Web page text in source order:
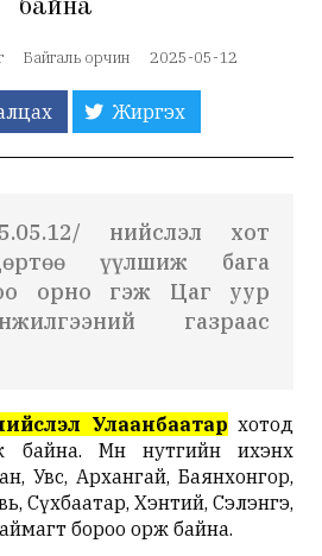
байна
Байгаль орчин 2025-05-12
Жиргэх
нийслэл хот
үүлшиж бага
орно гэж Цаг уур
газраас
Улаанбаатар хотод
Мөн нутгийн ихэнх
Увс, Архангай, Баянхонгор,
Сүхбаатар, Хэнтий, Сэлэнгэ,
бороо орж байна.